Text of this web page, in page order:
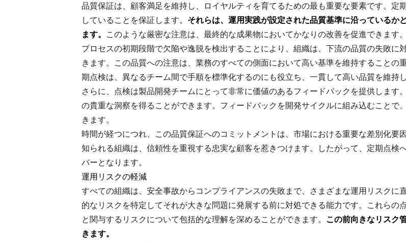
品質保証は、顧客満足を維持し、ロイヤルティを育てるための最も重要な要素です。定
していることを保証します。 それらは、運用実践が設定された品質基準に沿っているか
ます。 このような厳密な注意は、最終的な成果物においてかなりの改善を促進できます。
プロセスの初期段階で欠陥や逸脱を検出することにより、組織は、下流の品質の失敗
きます。この品質への注意は、業務のすべての側面において高い基準を維持すること
期点検は、異なるチーム間で手順を標準化するのにも役立ち、一貫して高い品質を維持し
さらに、点検は製品開発チームにとって非常に価値のあるフィードバックを提供しま
の貴重な洞察を得ることができます。フィードバックを開発サイクルに組み込むことで
きます。
時間が経つにつれ、この品質保証へのコミットメントは、市場における重要な差別化
知られる組織は、信頼性を重視する忠実な顧客を惹きつけます。したがって、定期点検
バーとなります。
運用リスクの軽減
すべての組織は、安全事故からコンプライアンスの失敗まで、さまざまな運用リスクに
的なリスクを特定してそれが大きな問題に発展する前に対処できる能力です。これら
と関与するリスクについて包括的な理解を深めることができます。 この前向きなリスク
きます。